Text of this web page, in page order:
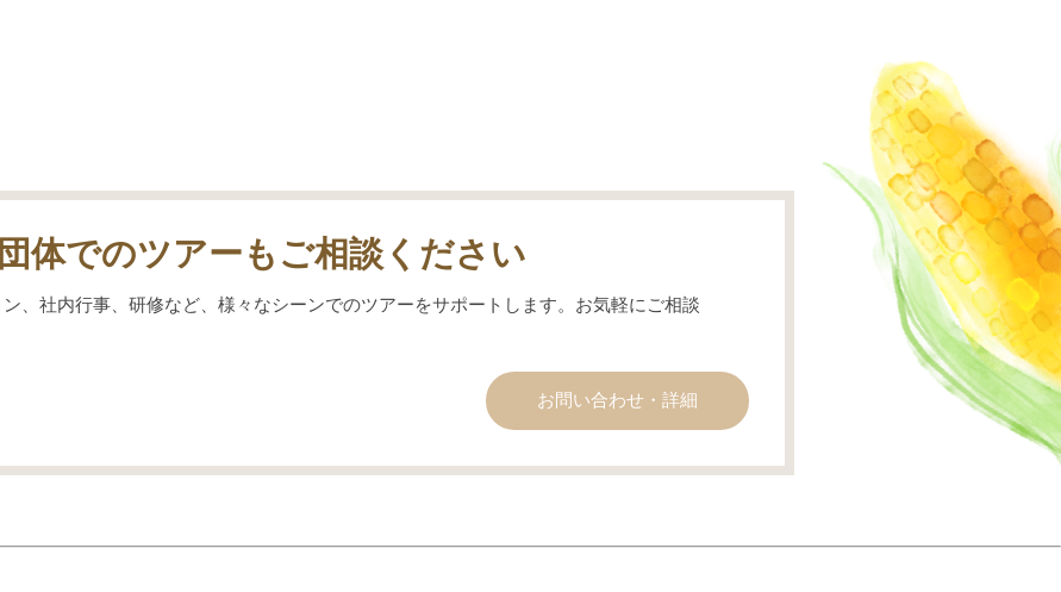
団体でのツアーもご相談ください
、社内行事、研修など、様々なシーンでのツアーをサポートします。お気軽にご相談
お問い合わせ・詳細